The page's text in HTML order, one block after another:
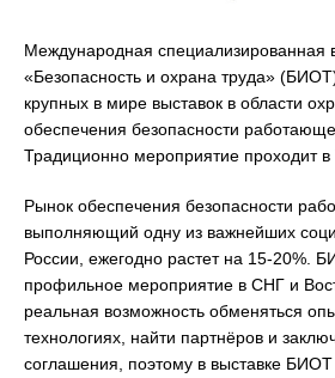
Международная специализированная
«Безопасность и охрана труда»
крупных в мире выставок в области
обеспечения безопасности
Традиционно мероприятие проходит
Рынок обеспечения безопасности
выполняющий одну из важнейших
России, ежегодно растет на 15-20%.
профильное мероприятие в СНГ и
реальная возможность обменяться
технологиях, найти партнёров и
соглашения, поэтому в выставке